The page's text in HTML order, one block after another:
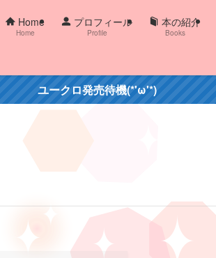
Home
Home
プロフィール
Profile
本の紹介
Books
ユークロ発売待機(*'ω'*)